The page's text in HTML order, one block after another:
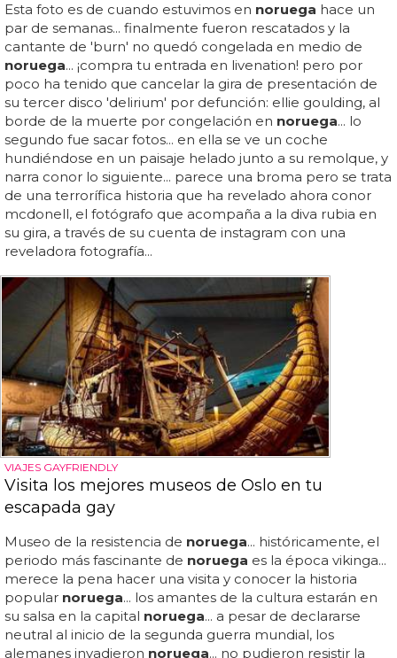
Esta foto es de cuando estuvimos en noruega hace un
par de semanas... finalmente fueron rescatados y la
cantante de 'burn' no quedó congelada en medio de
noruega... ¡compra tu entrada en livenation! pero por
poco ha tenido que cancelar la gira de presentación de
su tercer disco 'delirium' por defunción: ellie goulding, al
borde de la muerte por congelación en noruega... lo
segundo fue sacar fotos... en ella se ve un coche
hundiéndose en un paisaje helado junto a su remolque, y
narra conor lo siguiente... parece una broma pero se trata
de una terrorífica historia que ha revelado ahora conor
mcdonell, el fotógrafo que acompaña a la diva rubia en
su gira, a través de su cuenta de instagram con una
reveladora fotografía...
VIAJES GAYFRIENDLY
Visita los mejores museos de Oslo en tu
escapada gay
Museo de la resistencia de noruega... históricamente, el
periodo más fascinante de noruega es la época vikinga...
merece la pena hacer una visita y conocer la historia
popular noruega... los amantes de la cultura estarán en
su salsa en la capital noruega... a pesar de declararse
neutral al inicio de la segunda guerra mundial, los
alemanes invadieron noruega... no pudieron resistir la